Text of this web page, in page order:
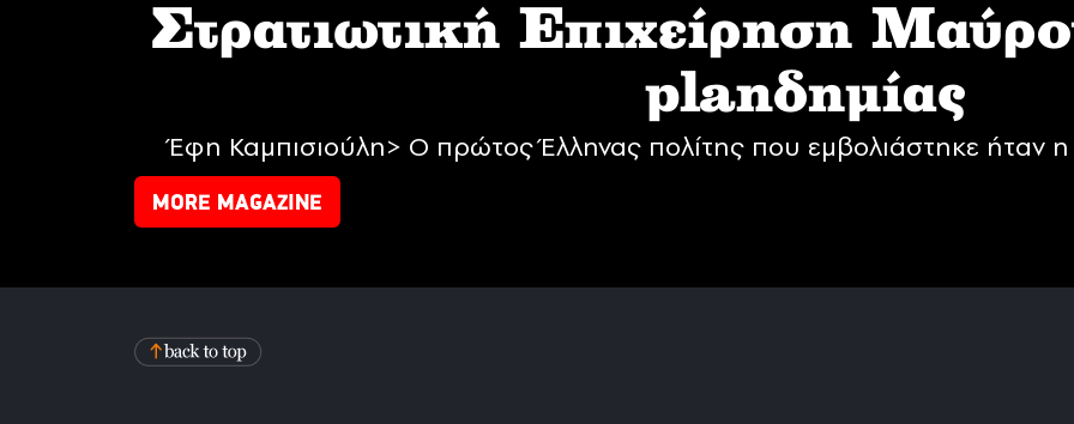
Στρατιωτική Επιχείρηση
planδημίας
Έφη Καμπισιούλη> Ο πρώτος Έλληνας πολίτης που εμβολιάστηκε ήταν
MORE MAGAZINE